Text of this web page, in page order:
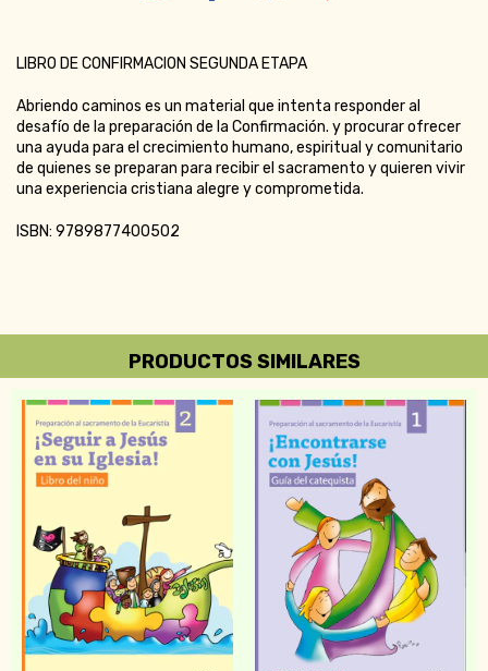
LIBRO DE CONFIRMACION SEGUNDA ETAPA
Abriendo caminos es un material que intenta responder al
desafío de la preparación de la Confirmación. y procurar ofrecer
una ayuda para el crecimiento humano, espiritual y comunitario
de quienes se preparan para recibir el sacramento y quieren vivir
una experiencia cristiana alegre y comprometida.
ISBN: 9789877400502
PRODUCTOS SIMILARES